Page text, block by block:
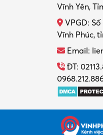
Vĩnh Yên,
VPGD:
Vĩnh Phúc,
Email:
ĐT: